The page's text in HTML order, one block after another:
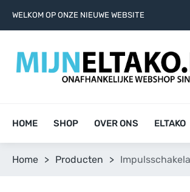
WELKOM OP ONZE NIEUWE WEBSITE
HOME SHOP OVER ONS ELTAKO
Home > Producten >